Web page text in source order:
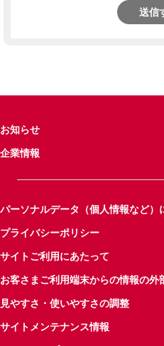
送信
お知らせ
企業情報
パーソナルデータ（個人情報など）
プライバシーポリシー
サイトご利用にあたって
お客さまご利用端末からの情報の外
見やすさ・使いやすさの調整
サイトメンテナンス情報